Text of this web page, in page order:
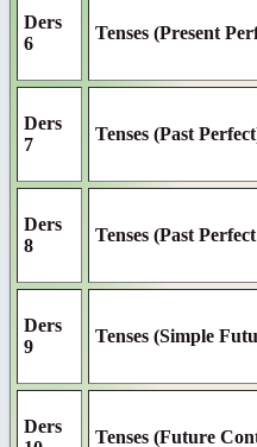
Ders
6
Tenses (Present
Ders
7
Tenses (Past
Ders
8
Tenses (Past
Ders
9
Tenses (Simple
Ders
Tenses (Future